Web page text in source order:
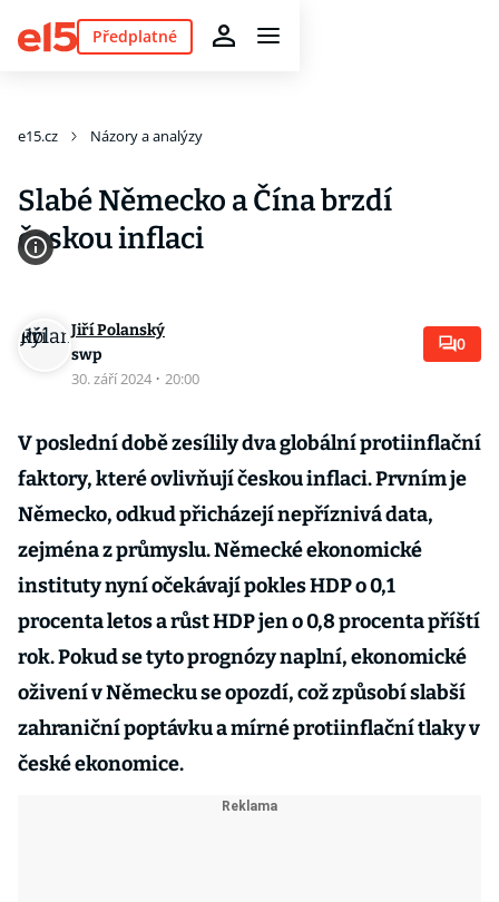
Předplatné
e15.cz Názory a analýzy
Slabé Německo a Čína brzdí
českou inflaci
Jiří Polanský
swp
30. září 2024 · 20:00
0
V poslední době zesílily dva globální protiinflační
faktory, které ovlivňují českou inflaci. Prvním je
Německo, odkud přicházejí nepříznivá data,
zejména z průmyslu. Německé ekonomické
instituty nyní očekávají pokles HDP o 0,1
procenta letos a růst HDP jen o 0,8 procenta příští
rok. Pokud se tyto prognózy naplní, ekonomické
oživení v Německu se opozdí, což způsobí slabší
zahraniční poptávku a mírné protiinflační tlaky v
české ekonomice.